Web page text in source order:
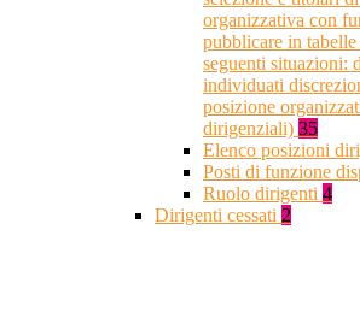
organizzativa con
pubblicare in
seguenti situazioni:
individuati
posizione
dirigenziali) 35
Elenco posizioni
Posti di funzione
Ruolo dirigenti 4
Dirigenti cessati 2